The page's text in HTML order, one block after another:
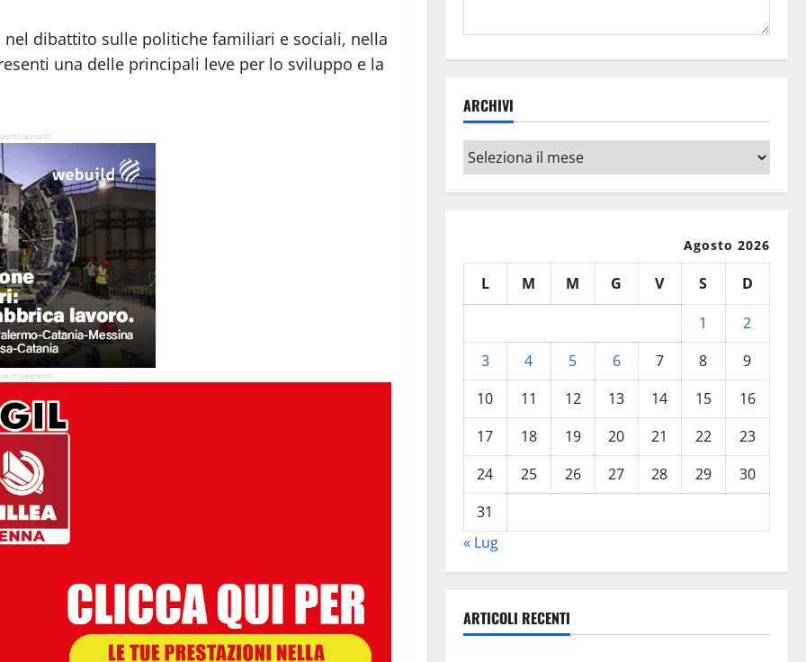
dibattito sulle politiche familiari e sociali, nella
una delle principali leve per lo sviluppo e la
ARCHIVI
Archivi
Agosto 2026
L M M G V S
D
1
2
3
4 5 6 7 8
9
10
11 12 13 14 15
16
17
18 19 20 21 22
23
24
25 26 27 28 29
30
31
« Lug
ARTICOLI RECENTI